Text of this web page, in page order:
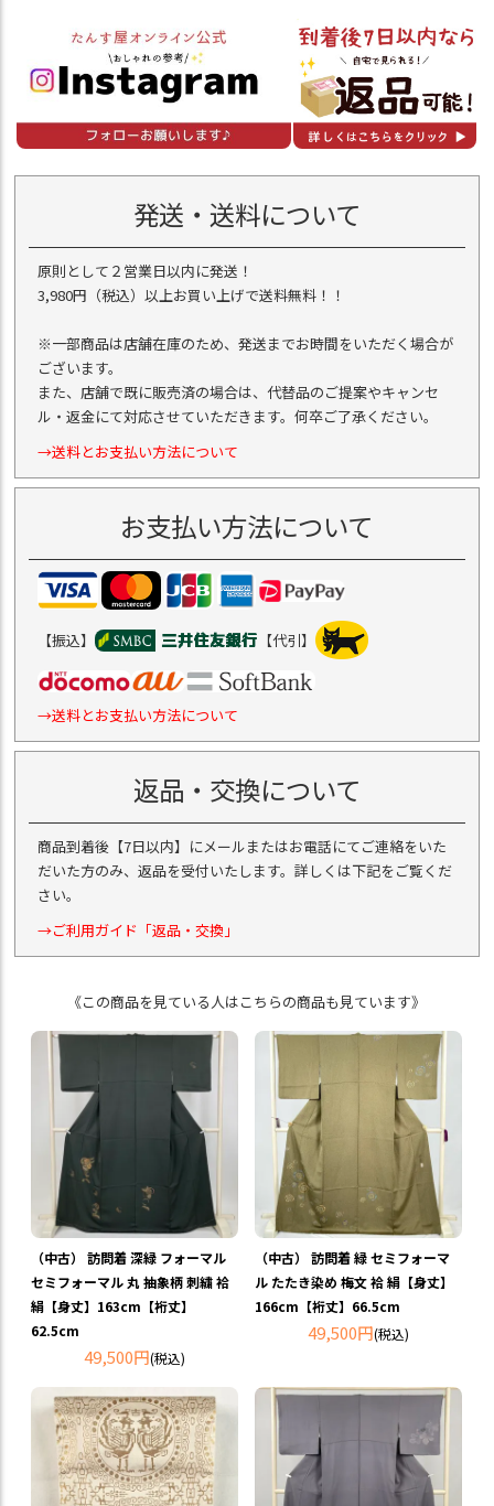
発送・送料について
原則として２営業日以内に発送！
3,980円（税込）以上お買い上げで送料無料！！
※一部商品は店舗在庫のため、発送までお時間をいただく場合が
ございます。
また、店舗で既に販売済の場合は、代替品のご提案やキャンセ
ル・返金にて対応させていただきます。何卒ご了承ください。
→送料とお支払い方法について
お支払い方法について
【振込】 【代引】
→送料とお支払い方法について
返品・交換について
商品到着後【7日以内】にメールまたはお電話にてご連絡をいた
だいた方のみ、返品を受付いたします。詳しくは下記をご覧くだ
さい。
→ご利用ガイド「返品・交換」
《この商品を見ている人はこちらの商品も見ています》
（中古） 訪問着 深緑 フォーマル
セミフォーマル 丸 抽象柄 刺繍 袷
絹【身丈】163cm【裄丈】
62.5cm
49,500円(税込)
（中古） 訪問着 緑 セミフォーマ
ル たたき染め 梅文 袷 絹【身丈】
166cm【裄丈】66.5cm
49,500円(税込)